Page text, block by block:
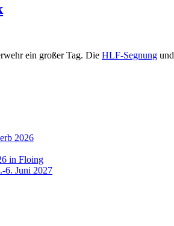
ein großer Tag. Die HLF-Segnung
2026
in Floing
6. Juni 2027